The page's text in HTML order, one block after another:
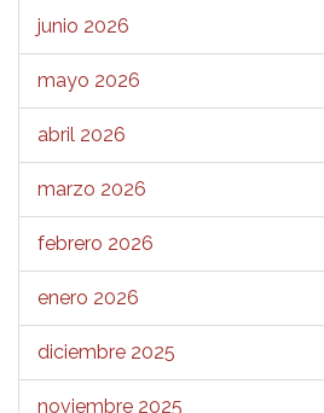
junio 2026
mayo 2026
abril 2026
marzo 2026
febrero 2026
enero 2026
diciembre 2025
noviembre 2025